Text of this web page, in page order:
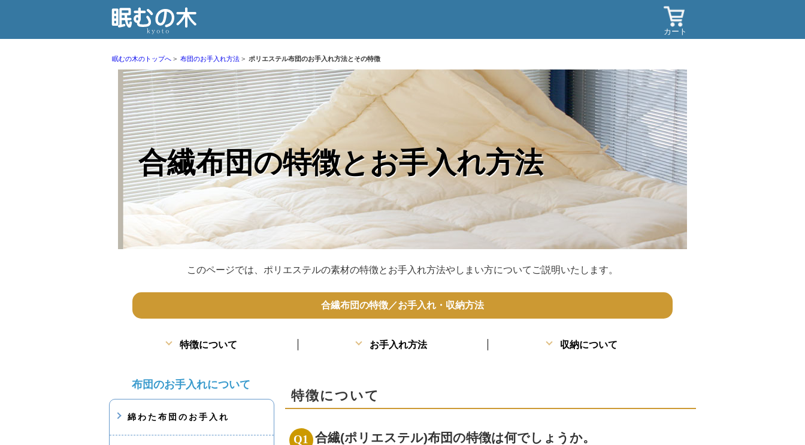
カート
眠むの木のトップへ 布団のお手入れ方法 ポリエステル布団のお手入れ方法とその特徴
合繊布団の特徴とお手入れ方法
このページでは、ポリエステルの素材の特徴とお手入れ方法やしまい方についてご説明いたします。
合繊布団の特徴／お手入れ・収納方法
特徴について お手入れ方法 収納について
特徴について
合繊(ポリエステル)布団の特徴は何でしょうか。
布団のお手入れについて
綿わた布団のお手入れ